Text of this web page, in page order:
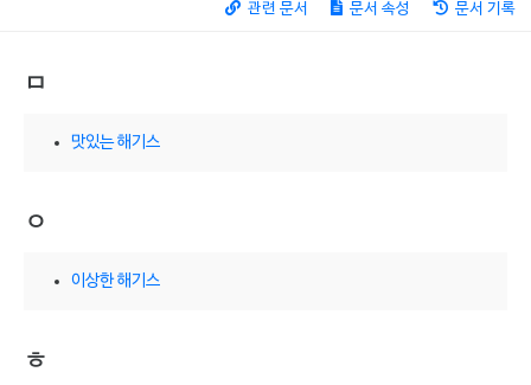
관련 문서 문서 속성 문서 기록
ㅁ
맛있는 해기스
ㅇ
이상한 해기스
ㅎ